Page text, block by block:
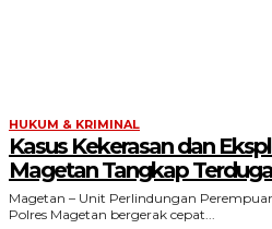
HUKUM & KRIMINAL
Kasus Kekerasan dan
Magetan Tangkap
Magetan – Unit Perlindungan
Polres Magetan bergerak cepat...